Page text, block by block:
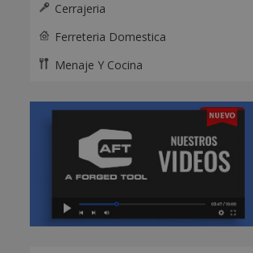
Cerrajeria
Ferreteria Domestica
Menaje Y Cocina